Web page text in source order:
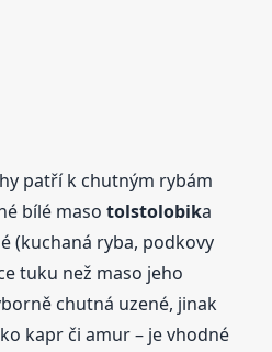
patří k chutným rybám
bílé masotolstolobika
(kuchaná ryba, podkovy
tuku než maso jeho
chutná uzené, jinak
kapr či amur – je vhodné